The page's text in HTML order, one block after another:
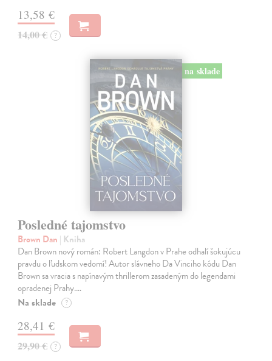
13,58 €
14,00 € ?
na sklade
Posledné tajomstvo
Brown Dan | Kniha
Dan Brown nový román: Robert Langdon v Prahe odhalí šokujúcu
pravdu o ľudskom vedomí! Autor slávneho Da Vinciho kódu Dan
Brown sa vracia s napínavým thrillerom zasadeným do legendami
opradenej Prahy.…
Na sklade ?
28,41 €
29,90 € ?